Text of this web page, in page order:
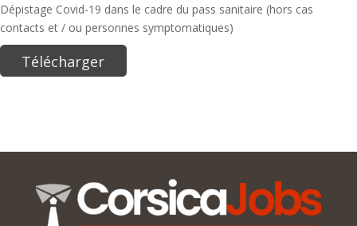
Dépistage Covid-19 dans le cadre du pass sanitaire (hors cas
contacts et / ou personnes symptomatiques)
Télécharger